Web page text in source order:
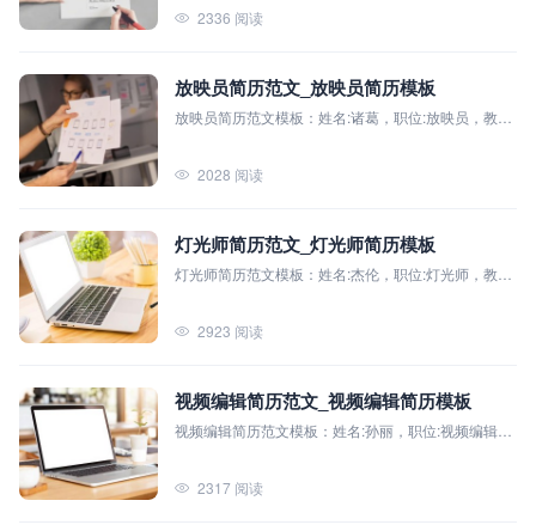
实务等2336 阅读
放映员简历范文_放映员简历模板
放映员简历范文模板：姓名:诸葛，职位:放映员，教育
等。2028 阅读
灯光师简历范文_灯光师简历模板
灯光师简历范文模板：姓名:杰伦，职位:灯光师，教育
2923 阅读
视频编辑简历范文_视频编辑简历模板
视频编辑简历范文模板：姓名:孙丽，职位:视频编辑，
视听语言
2317 阅读